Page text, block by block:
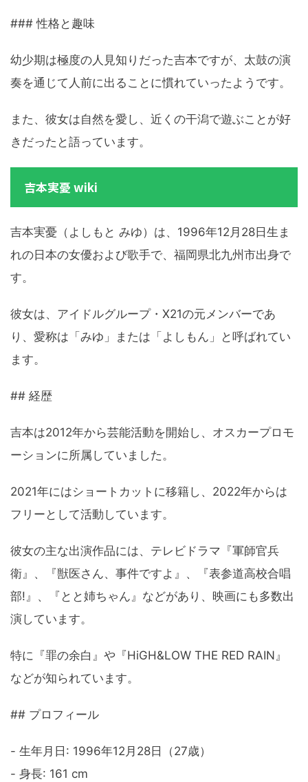
### 性格と趣味
幼少期は極度の人見知りだった吉本ですが、太鼓の演
奏を通じて人前に出ることに慣れていったようです。
また、彼女は自然を愛し、近くの干潟で遊ぶことが好
きだったと語っています。
吉本実憂 wiki
吉本実憂（よしもと みゆ）は、1996年12月28日生ま
れの日本の女優および歌手で、福岡県北九州市出身で
す。
彼女は、アイドルグループ・X21の元メンバーであ
り、愛称は「みゆ」または「よしもん」と呼ばれてい
ます。
## 経歴
吉本は2012年から芸能活動を開始し、オスカープロモ
ーションに所属していました。
2021年にはショートカットに移籍し、2022年からは
フリーとして活動しています。
彼女の主な出演作品には、テレビドラマ『軍師官兵
衛』、『獣医さん、事件ですよ』、『表参道高校合唱
部!』、『とと姉ちゃん』などがあり、映画にも多数出
演しています。
特に『罪の余白』や『HiGH&LOW THE RED RAIN』
などが知られています。
## プロフィール
- 生年月日: 1996年12月28日（27歳）
- 身長: 161 cm